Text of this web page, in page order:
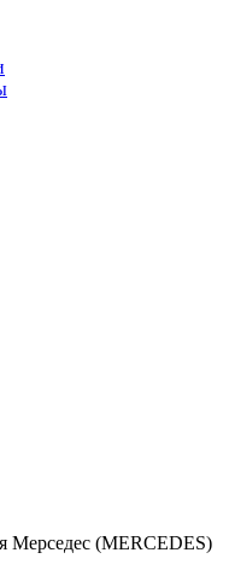
Мерседес (MERCEDES)